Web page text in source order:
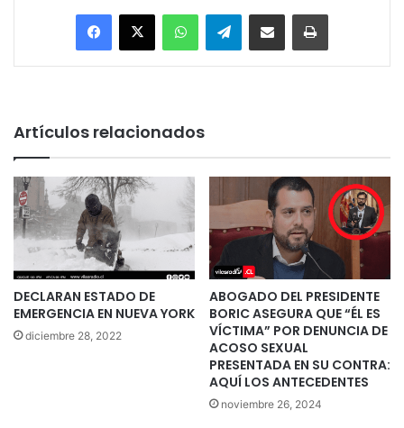
Facebook
X WhatsAppTelegramEnviar vía email Imprimir
Artículos relacionados
DECLARAN ESTADO DE
EMERGENCIA EN NUEVA YORK
diciembre 28, 2022
ABOGADO DEL PRESIDENTE
BORIC ASEGURA QUE “ÉL ES
VÍCTIMA” POR DENUNCIA DE
ACOSO SEXUAL
PRESENTADA EN SU CONTRA:
AQUÍ LOS ANTECEDENTES
noviembre 26, 2024